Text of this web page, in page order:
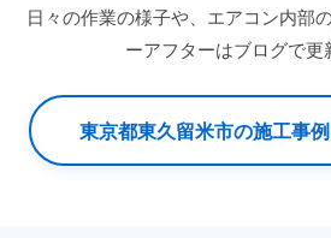
日々の作業の様子や、エアコン内部
ーアフターはブログで更
東京都東久留米市の施工事